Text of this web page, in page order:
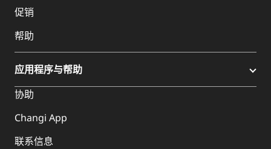
促销
帮助
应用程序与帮助
协助
Changi App
联系信息